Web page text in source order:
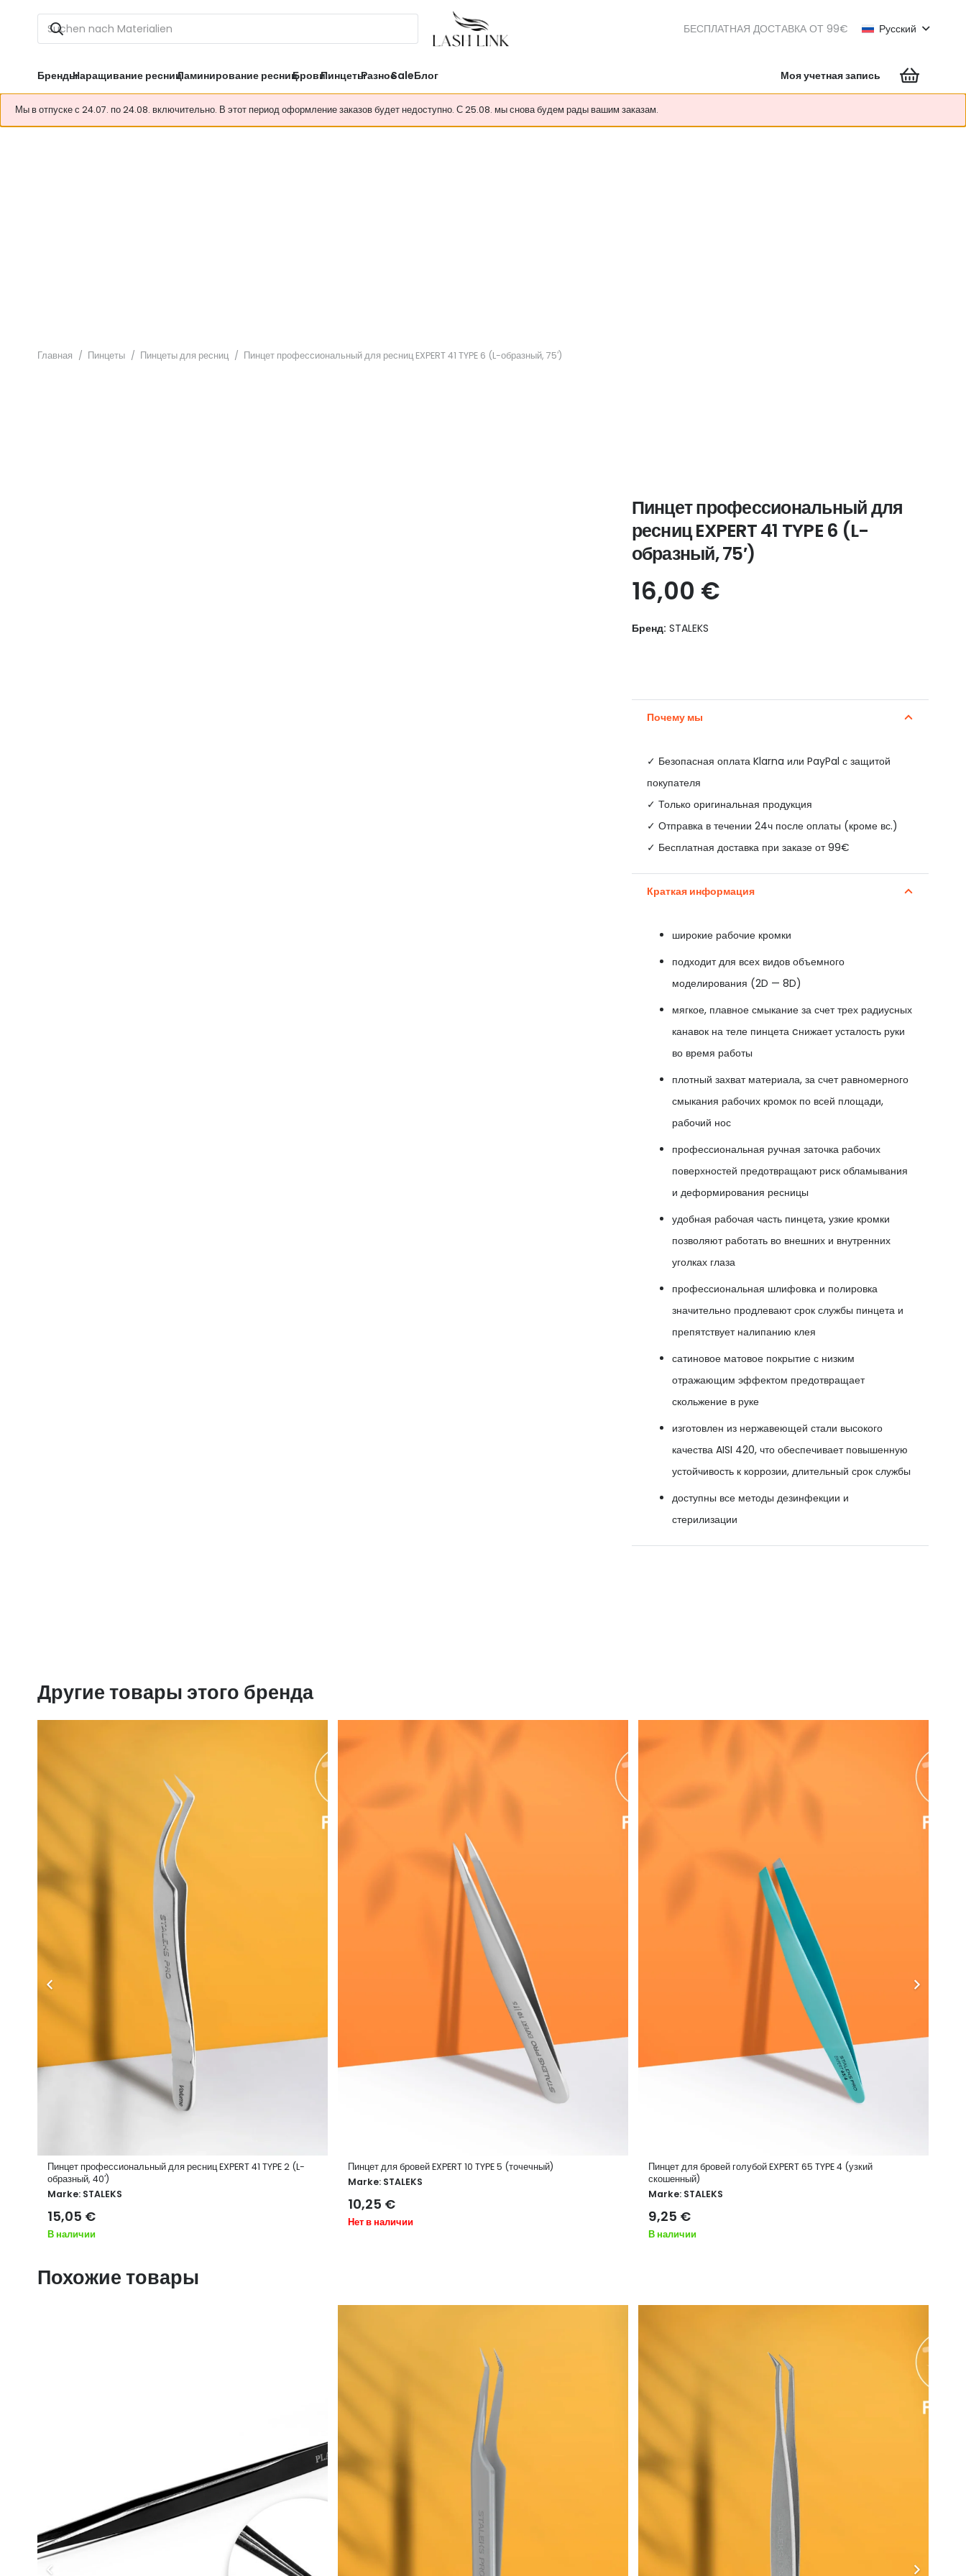
БЕСПЛАТНАЯ ДОСТАВКА ОТ 99€ Русский
БрендыНаращивание ресницЛаминирование ресницБровиПинцетыРазноеSaleБлог Моя учетная запись
Мы в отпуске с 24.07. по 24.08. включительно. В этот период оформление заказов будет недоступно. С 25.08. мы снова будем рады вашим заказам.
Главная / Пинцеты / Пинцеты для ресниц / Пинцет профессиональный для ресниц EXPERT 41 TYPE 6 (L-образный, 75′)
Пинцет профессиональный для
ресниц EXPERT 41 TYPE 6 (L-
образный, 75′)
16,00 €
Бренд: STALEKS
Почему мы
✓ Безопасная оплата Klarna или PayPal с защитой
покупателя
✓ Только оригинальная продукция
✓ Отправка в течении 24ч после оплаты (кроме вс.)
✓ Бесплатная доставка при заказе от 99€
Краткая информация
широкие рабочие кромки
подходит для всех видов объемного
моделирования (2D — 8D)
мягкое, плавное смыкание за счет трех радиусных
канавок на теле пинцета cнижает усталость руки
во время работы
плотный захват материала, за счет равномерного
смыкания рабочих кромок по всей площади,
рабочий нос
профессиональная ручная заточка рабочих
поверхностей предотвращают риск обламывания
и деформирования ресницы
удобная рабочая часть пинцета, узкие кромки
позволяют работать во внешних и внутренних
уголках глаза
профессиональная шлифовка и полировка
значительно продлевают срок службы пинцета и
препятствует налипанию клея
сатиновое матовое покрытие с низким
отражающим эффектом предотвращает
скольжение в руке
изготовлен из нержавеющей стали высокого
качества AISI 420, что обеспечивает повышенную
устойчивость к коррозии, длительный срок службы
доступны все методы дезинфекции и
стерилизации
Другие товары этого бренда
Пинцет профессиональный для ресниц EXPERT 41 TYPE 2 (L-
образный, 40′)
Marke: STALEKS
15,05 €
В наличии
Пинцет для бровей EXPERT 10 TYPE 5 (точечный)
Marke: STALEKS
10,25 €
Нет в наличии
Пинцет для бровей голубой EXPERT 65 TYPE 4 (узкий
скошенный)
Marke: STALEKS
9,25 €
В наличии
Похожие товары